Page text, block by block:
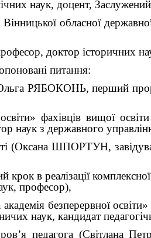
наук, доцент,
обласної
доктор історичних
питання:
РЯБОКОНЬ, перший
фахівців вищої
наук з державного
(Оксана ШПОРТУН,
крок в реалізації
професор),
безперервної
наук, кандидат
педагога (Світлана